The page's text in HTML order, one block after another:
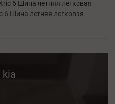
6 Шина летняя легковая